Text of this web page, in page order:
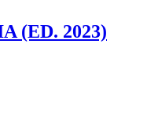
(ED. 2023)